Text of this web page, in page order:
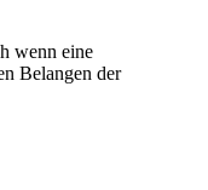
wenn eine
Belangen der